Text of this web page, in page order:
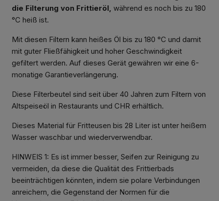
die Filterung von Frittieröl, während es noch bis zu 180
°C heiß ist.
Mit diesen Filtern kann heißes Öl bis zu 180 °C und damit
mit guter Fließfähigkeit und hoher Geschwindigkeit
gefiltert werden. Auf dieses Gerät gewähren wir eine 6-
monatige Garantieverlängerung.
Diese Filterbeutel sind seit über 40 Jahren zum Filtern von
Altspeiseöl in Restaurants und CHR erhältlich.
Dieses Material für Fritteusen bis 28 Liter ist unter heißem
Wasser waschbar und wiederverwendbar.
HINWEIS 1: Es ist immer besser, Seifen zur Reinigung zu
vermeiden, da diese die Qualität des Frittierbads
beeinträchtigen könnten, indem sie polare Verbindungen
anreichern, die Gegenstand der Normen für die